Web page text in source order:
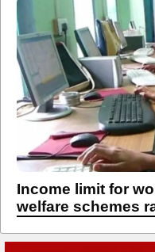
Income limit for
welfare schemes